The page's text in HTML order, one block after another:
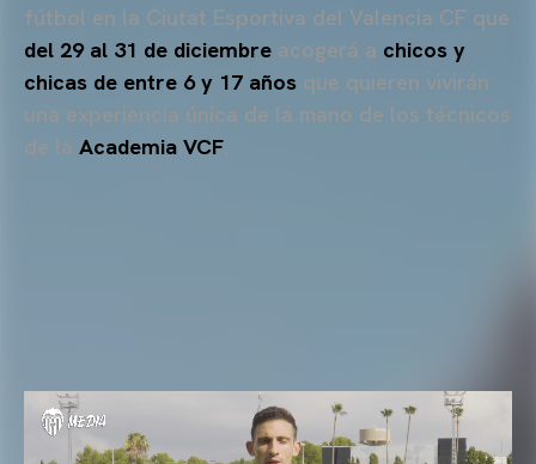
fútbol en la Ciutat Esportiva del Valencia CF que
del 29 al 31 de diciembre acogerá a chicos y
chicas de entre 6 y 17 años que quieren vivirán
una experiencia única de la mano de los técnicos
de la Academia VCF.